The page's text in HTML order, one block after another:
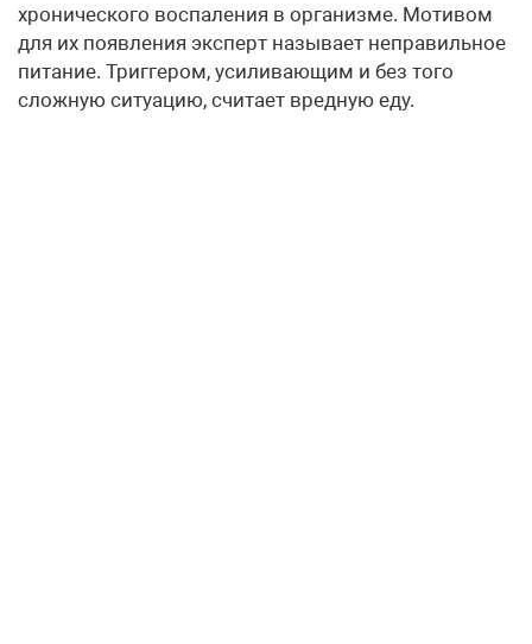
хронического воспаления в организме. Мотивом
для их появления эксперт называет неправильное
питание. Триггером, усиливающим и без того
сложную ситуацию, считает вредную еду.